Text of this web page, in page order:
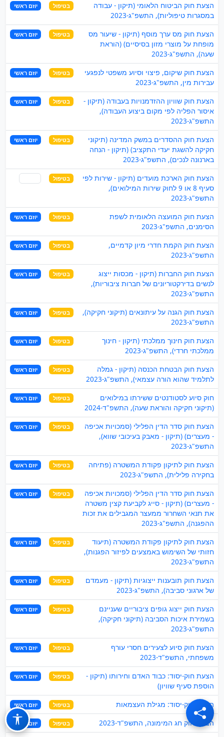
הצעת חוק הביטוח הלאומי (תיקון - עבודה
במסגרות טיפוליות), התשפ"ג-2023
בטיפול יוזם ראשי
הצעת חוק מס ערך מוסף (תיקון - שיעור מס
מופחת על מוצרי מזון בסיסיים) (הוראת
שעה), התשפ"ג-2023
בטיפול יוזם ראשי
הצעת חוק שיקום, פיצוי וסיוע משפטי לנפגעי
עבירות מין, התשפ"ג-2023
בטיפול יוזם ראשי
הצעת חוק שוויון ההזדמנויות בעבודה (תיקון -
איסור הפליה לפי מקום ביצוע העבודה),
התשפ"ג-2023
בטיפול יוזם ראשי
הצעת חוק ההסדרים במשק המדינה (תיקוני
חקיקה להשגת יעדי התקציב) (תיקון - הנחה
בארנונה לנכים), התשפ"ג-2023
בטיפול יוזם ראשי
הצעת חוק הארכת מועדים (תיקון - שירות לפי
סעיף 8 או 9 לחוק שירות המילואים),
התשפ"ג-2023
בטיפול
הצעת חוק המועצה הלאומית לשפת
הסימנים, התשפ"ג-2023
בטיפול יוזם ראשי
הצעת חוק הקמת חדרי מיון קדמיים,
התשפ"ג-2023
בטיפול יוזם ראשי
הצעת חוק החברות (תיקון - מכסות ייצוג
לנשים בדירקטוריונים של חברות ציבוריות),
התשפ"ג-2023
בטיפול יוזם ראשי
הצעת חוק הגנה על עיתונאים (תיקוני חקיקה),
התשפ"ג-2023
בטיפול יוזם ראשי
הצעת חוק חינוך ממלכתי (תיקון - חינוך
ממלכתי חרדי), התשפ"ג-2023
בטיפול יוזם ראשי
הצעת חוק הבטחת הכנסה (תיקון - גמלה
לתלמיד שהוא הורה עצמאי), התשפ"ג-2023
בטיפול יוזם ראשי
חוק סיוע לסטודנטים ששירתו במילואים
(תיקוני חקיקה והוראת שעה), התשפ"ד-2024
בטיפול יוזם ראשי
הצעת חוק סדר הדין הפלילי (סמכויות אכיפה
- מעצרים) (תיקון - מאבק בעיכובי שווא),
התשפ"ג-2023
בטיפול יוזם ראשי
הצעת חוק לתיקון פקודת המשטרה (פתיחה
בחקירה פלילית), התשפ"ג-2023
בטיפול יוזם ראשי
הצעת חוק סדר הדין הפלילי (סמכויות אכיפה
- מעצרים) (תיקון - סייג לקביעת קצין משטרה
את תנאי השחרור ממעצר המגבילים את זכות
ההפגנה), התשפ"ג-2023
בטיפול יוזם ראשי
הצעת חוק לתיקון פקודת המשטרה (תיעוד
חזותי של השימוש באמצעים לפיזור הפגנות),
התשפ"ג-2023
בטיפול יוזם ראשי
הצעת חוק תובענות ייצוגיות (תיקון - מעמדם
של ארגוני סביבה), התשפ"ג-2023
בטיפול יוזם ראשי
הצעת חוק ייצוג גופים ציבוריים שעניינם
בשמירת איכות הסביבה (תיקוני חקיקה),
התשפ"ג-2023
בטיפול יוזם ראשי
הצעת חוק סיוע לצעירים חסרי עורף
משפחתי, התשפ"ד-2023
בטיפול יוזם ראשי
הצעת חוק-יסוד: כבוד האדם וחירותו (תיקון -
הוספת סעיף שוויון)
בטיפול יוזם ראשי
הצעת חוק-יסוד: מגילת העצמאות בטיפול יוזם ראשי
הצעת חוק חג המימונה, התשפ"ד-2023 בטיפול יוזם ראשי